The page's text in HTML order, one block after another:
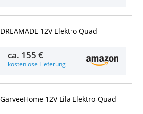
DREAMADE 12V Elektro Quad
ca. 155 €
kostenlose Lieferung
GarveeHome 12V Lila Elektro-Quad